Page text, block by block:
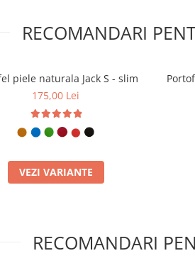
care permit stocarea
densitate mare, asigurând o
bancare, permis de conducere
manual în atelierul ElyK,
a preveni pătrunderea
RECOMANDARI
piele naturala Jack S - slim
175,00 Lei
VEZI VARIANTE
RECOMANDARI